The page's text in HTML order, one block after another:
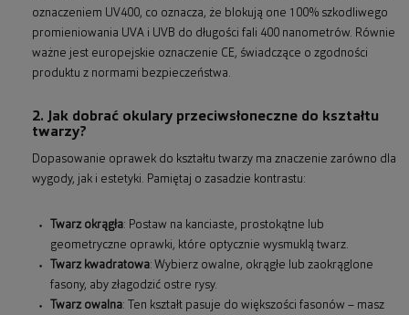
oznaczeniem UV400, co oznacza, że blokują one 100% szkodliwego
promieniowania UVA i UVB do długości fali 400 nanometrów. Równie
ważne jest europejskie oznaczenie CE, świadczące o zgodności
produktu z normami bezpieczeństwa.
2. Jak dobrać okulary przeciwsłoneczne do kształtu
twarzy?
Dopasowanie oprawek do kształtu twarzy ma znaczenie zarówno dla
wygody, jak i estetyki. Pamiętaj o zasadzie kontrastu:
Twarz okrągła: Postaw na kanciaste, prostokątne lub
geometryczne oprawki, które optycznie wysmuklą twarz.
Twarz kwadratowa: Wybierz owalne, okrągłe lub zaokrąglone
fasony, aby złagodzić ostre rysy.
Twarz owalna: Ten kształt pasuje do większości fasonów – masz